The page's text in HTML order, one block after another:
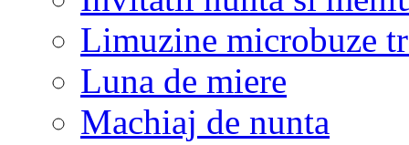
Limuzine microbuze
Luna de miere
Machiaj de nunta